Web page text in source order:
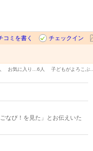
コミを書く
チェックイン
お気に入り… 6人 子どもがよろこぶ…
なび！を見た」とお伝えいた